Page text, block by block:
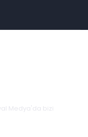
Medya'da bizi